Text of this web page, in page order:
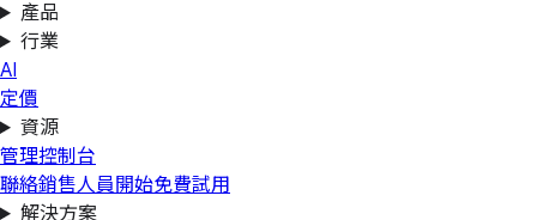
產品
行業
AI
定價
資源
管理控制台
聯絡銷售人員開始免費試用
解決方案